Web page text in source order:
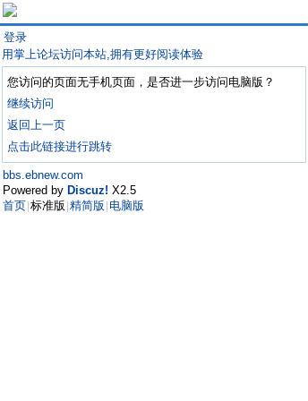
登录
用掌上论坛访问本站,拥有更好阅读体验
您访问的页面无手机页面，是否进一步访问电脑版？
继续访问
返回上一页
点击此链接进行跳转
bbs.ebnew.com
Powered by Discuz! X2.5
首页 标准版 精简版 电脑版